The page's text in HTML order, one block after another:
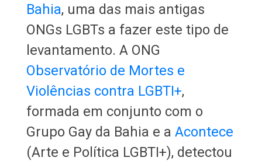
Bahia, uma das mais antigas
ONGs LGBTs a fazer este tipo de
levantamento. A ONG
Observatório de Mortes e
Violências contra LGBTI+,
formada em conjunto com o
Grupo Gay da Bahia e a Acontece
(Arte e Política LGBTI+), detectou